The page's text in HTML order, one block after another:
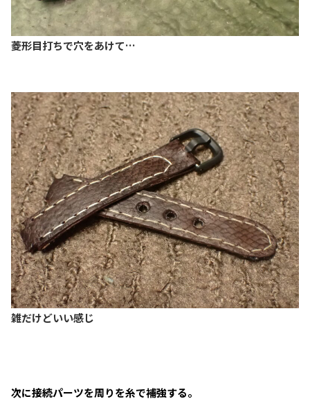
菱形目打ちで穴をあけて…
雑だけどいい感じ
次に接続パーツを周りを糸で補強する。